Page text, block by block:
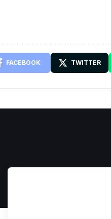
FACEBOOK TWITTER